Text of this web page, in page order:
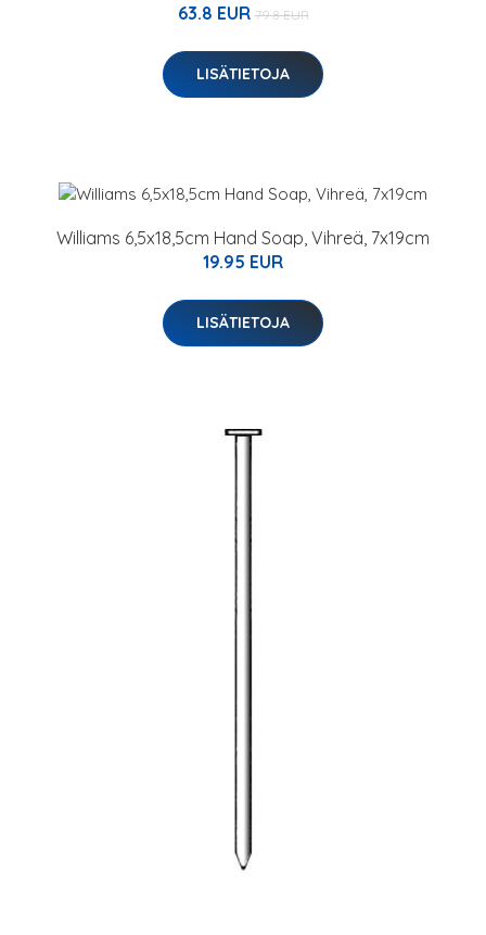
63.8 EUR 79.8 EUR
LISÄTIETOJA
Williams 6,5x18,5cm Hand Soap, Vihreä, 7x19cm
19.95 EUR
LISÄTIETOJA